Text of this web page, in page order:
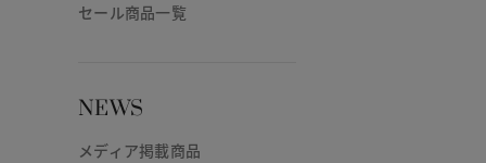
セール商品一覧
NEWS
メディア掲載商品